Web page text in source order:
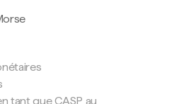
tant que CASP au